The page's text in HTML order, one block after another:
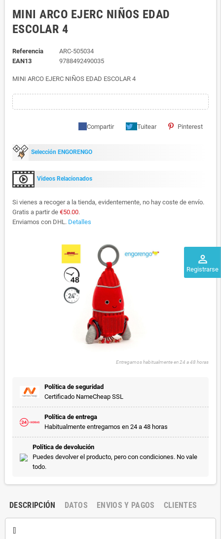
perm_identity
Registrarse
MINI ARCO EJERC NIÑOS EDAD
ESCOLAR 4
Referencia
ARC-505034
EAN13
9788492490035
MINI ARCO EJERC NIÑOS EDAD ESCOLAR 4
Compartir Tuitear Pinterest
Selección ENGORENGO
Videos Relacionados
Si vienes a recoger a la tienda, evidentemente, no hay coste de envío.
Gratis a partir de €50.00.
Enviamos con DHL. Detalles
Entregamos habitualmente en 24 a 48 horas
Política de seguridad
Certificado NameCheap SSL
Política de entrega
Habitualmente entregamos en 24 a 48 horas
Política de devolución
Puedes devolver el producto, pero con condiciones. No vale
todo.
DESCRIPCIÓN DATOS ENVIOS Y PAGOS CLIENTES